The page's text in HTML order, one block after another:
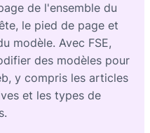
de l'ensemble du
le pied de page et
modèle. Avec FSE,
des modèles pour
y compris les articles
et les types de